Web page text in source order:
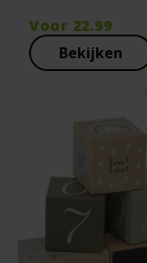
Voor 22.99
Bekijken